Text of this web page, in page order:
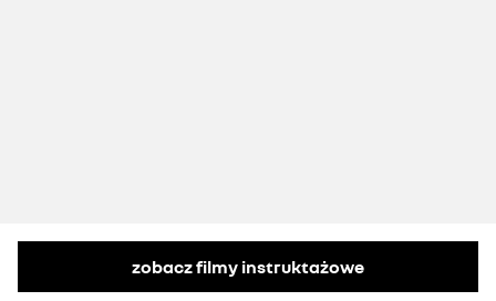
zobacz filmy instruktażowe